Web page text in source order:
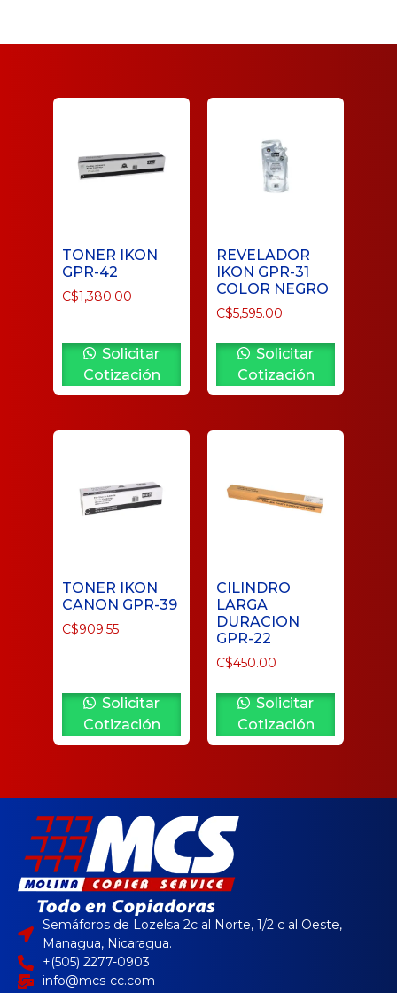
TONER IKON
GPR-42
C$1,380.00
Solicitar
Cotización
REVELADOR
IKON GPR-31
COLOR NEGRO
C$5,595.00
Solicitar
Cotización
TONER IKON
CANON GPR-39
C$909.55
Solicitar
Cotización
CILINDRO
LARGA
DURACION
GPR-22
C$450.00
Solicitar
Cotización
Semáforos de Lozelsa 2c al Norte, 1/2 c al Oeste,
Managua, Nicaragua.
+(505) 2277-0903
info@mcs-cc.com